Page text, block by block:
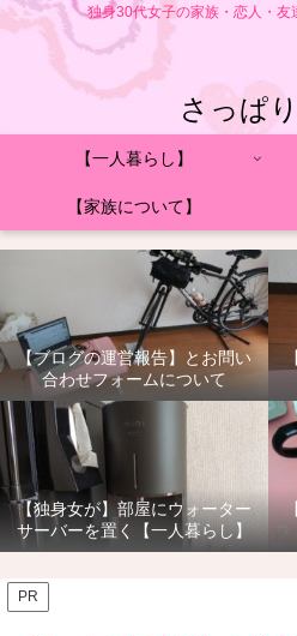
独身30代女子の家族・恋人・友
さっぱ
【一人暮らし】
【家族について】
【ブログの運営報告】とお問い
合わせフォームについて
【独身女が】部屋にウォーター
サーバーを置く【一人暮らし】
PR